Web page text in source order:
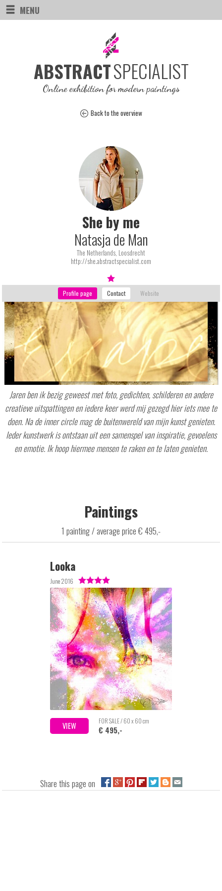
MENU
ABSTRACTSPECIALIST
Online exhibition for modern paintings
Back to the overview
She by me
Natasja de Man
The Netherlands, Loosdrecht
http://she.abstractspecialist.com
Jaren ben ik bezig geweest met foto, gedichten, schilderen en andere
creatieve uitspattingen en iedere keer werd mij gezegd hier iets mee te
doen. Na de inner circle mag de buitenwereld van mijn kunst genieten.
Ieder kunstwerk is ontstaan uit een samenspel van inspiratie, gevoelens
en emotie. Ik hoop hiermee mensen te raken en te laten genieten.
Paintings
1 painting / average price € 495,-
Looka
June 2016
VIEW FOR SALE / 60 x 60 cm
€ 495,-
Share this page on